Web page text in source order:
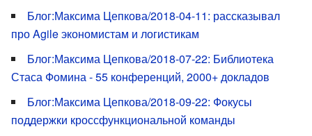
Блог:Максима Цепкова/2018-04-11: рассказывал
про Agile экономистам и логистикам
Блог:Максима Цепкова/2018-07-22: Библиотека
Стаса Фомина - 55 конференций, 2000+ докладов
Блог:Максима Цепкова/2018-09-22: Фокусы
поддержки кроссфункциональной команды